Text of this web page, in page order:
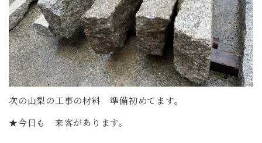
次の山梨の工事の材料 準備初めてます。
★今日も 来客があります。